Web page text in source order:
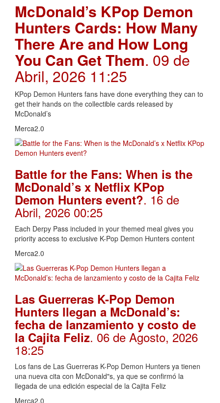
McDonald’s KPop Demon
Hunters Cards: How Many
There Are and How Long
You Can Get Them. 09 de
Abril, 2026 11:25
KPop Demon Hunters fans have done everything they can to
get their hands on the collectible cards released by
McDonald’s
Merca2.0
Battle for the Fans: When is the
McDonald’s x Netflix KPop
Demon Hunters event?. 16 de
Abril, 2026 00:25
Each Derpy Pass included in your themed meal gives you
priority access to exclusive K-Pop Demon Hunters content
Merca2.0
Las Guerreras K-Pop Demon
Hunters llegan a McDonald’s:
fecha de lanzamiento y costo de
la Cajita Feliz. 06 de Agosto, 2026
18:25
Los fans de Las Guerreras K-Pop Demon Hunters ya tienen
una nueva cita con McDonald"s, ya que se confirmó la
llegada de una edición especial de la Cajita Feliz
Merca2.0